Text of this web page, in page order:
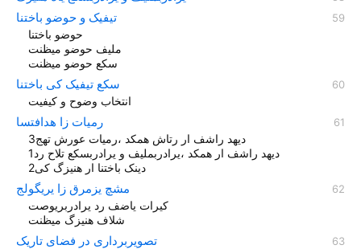
تیفیک و حوضو باختنا
حوضو باختنا
ملیف حوضو میظنت
سکع حوضو میظنت
سکع تیفیک کی باختنا
انتخاب وضوح و کیفیت
رمیات زا هدافتسا
دیهد راشف ار رتاش همکد ،رمیات عورش تهج3
دیهد راشف ار همکد ،یرادربملیف و یرادربسکع تلاح رد1
دینک باختنا ار هنیزگ کی2
مشچ یزمرق زا یریگولج
کیرات یاضف رد یرادربریوصت
شلاف هنیزگ میظنت
تصویربرداری در فضای تاریک